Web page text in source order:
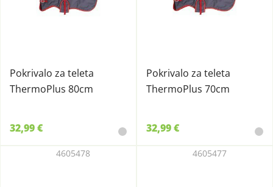
Pokrivalo za teleta
ThermoPlus 80cm
32,99 €
Pokrivalo za teleta
ThermoPlus 70cm
32,99 €
4605478 4605477